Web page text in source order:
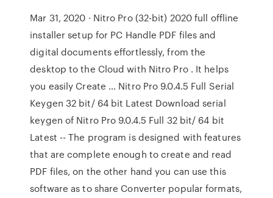
Mar 31, 2020 · Nitro Pro (32-bit) 2020 full offline
installer setup for PC Handle PDF files and
digital documents effortlessly, from the
desktop to the Cloud with Nitro Pro . It helps
you easily Create … Nitro Pro 9.0.4.5 Full Serial
Keygen 32 bit/ 64 bit Latest Download serial
keygen of Nitro Pro 9.0.4.5 Full 32 bit/ 64 bit
Latest -- The program is designed with features
that are complete enough to create and read
PDF files, on the other hand you can use this
software as to share Converter popular formats,